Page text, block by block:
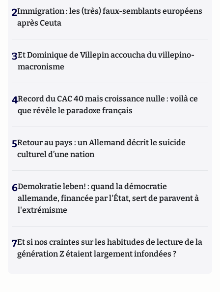
2Immigration : les (très) faux-semblants européens
après Ceuta
3Et Dominique de Villepin accoucha du villepino-
macronisme
4Record du CAC 40 mais croissance nulle : voilà ce
que révèle le paradoxe français
5Retour au pays : un Allemand décrit le suicide
culturel d’une nation
6Demokratie leben! : quand la démocratie
allemande, financée par l'État, sert de paravent à
l'extrémisme
7Et si nos craintes sur les habitudes de lecture de la
génération Z étaient largement infondées ?